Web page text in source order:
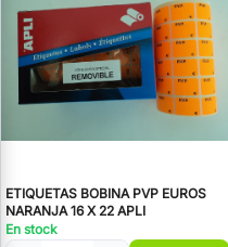
ETIQUETAS BOBINA PVP EUROS
NARANJA 16 X 22 APLI
En stock